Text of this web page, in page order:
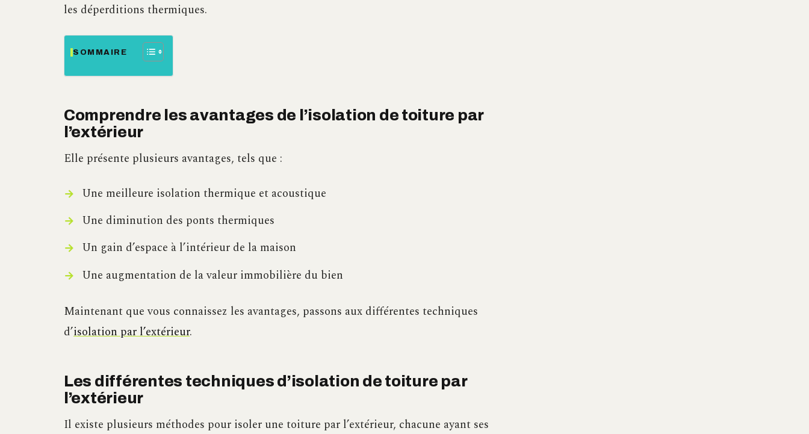
les déperditions thermiques.
SOMMAIRE
Comprendre les avantages de l’isolation de toiture par
l’extérieur
Elle présente plusieurs avantages, tels que :
Une meilleure isolation thermique et acoustique
Une diminution des ponts thermiques
Un gain d’espace à l’intérieur de la maison
Une augmentation de la valeur immobilière du bien
Maintenant que vous connaissez les avantages, passons aux différentes techniques
d’isolation par l’extérieur.
Les différentes techniques d’isolation de toiture par
l’extérieur
Il existe plusieurs méthodes pour isoler une toiture par l’extérieur, chacune ayant ses